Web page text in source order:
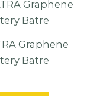
Graphene
Batre